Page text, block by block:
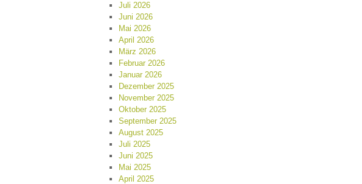
Juli 2026
Juni 2026
Mai 2026
April 2026
März 2026
Februar 2026
Januar 2026
Dezember 2025
November 2025
Oktober 2025
September 2025
August 2025
Juli 2025
Juni 2025
Mai 2025
April 2025